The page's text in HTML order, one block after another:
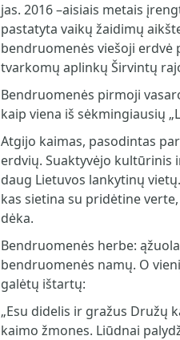
jas. 2016 –aisiais metais
pastatyta vaikų žaidimų
bendruomenės viešoji erdvė
tvarkomų aplinkų Širvintų
Bendruomenės pirmoji
kaip viena iš sėkmingiausių
Atgijo kaimas, pasodintas
erdvių. Suaktyvėjo kultūrinis
daug Lietuvos lankytinų
kas sietina su pridėtine
dėka.
Bendruomenės herbe:
bendruomenės namų. O
galėtų ištartų:
„Esu didelis ir gražus Družų
kaimo žmones. Liūdnai